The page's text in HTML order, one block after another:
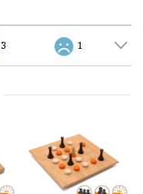
3 1